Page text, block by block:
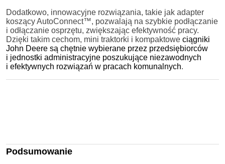
Dodatkowo, innowacyjne rozwiązania, takie jak adapter
koszący AutoConnect™, pozwalają na szybkie podłączanie
i odłączanie osprzętu, zwiększając efektywność pracy.
Dzięki takim cechom, mini traktorki i kompaktowe ciągniki
John Deere są chętnie wybierane przez przedsiębiorców
i jednostki administracyjne poszukujące niezawodnych
i efektywnych rozwiązań w pracach komunalnych.
Podsumowanie